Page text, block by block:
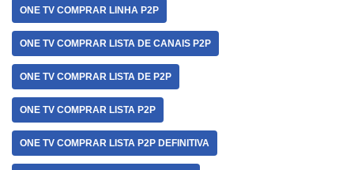
ONE TV COMPRAR LINHA P2P
ONE TV COMPRAR LISTA DE CANAIS P2P
ONE TV COMPRAR LISTA DE P2P
ONE TV COMPRAR LISTA P2P
ONE TV COMPRAR LISTA P2P DEFINITIVA